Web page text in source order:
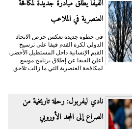
الفيفا يطلق مبادرة جديدة لمكافحة
العنصرية في الملاعب
في خطوة جديدة تعكس حرص الاتحاد
الدولي لكرة القدم فيفا على ترسيخ
القيم الإنسانية داخل المستطيل الأخضر،
أعلن الفيفا عن إطلاق برنامج موسع
لمكافحة العنصرية التي ما زالت تلاحق
نادي ليفربول: رحلة تاريخية من
الصراع إلى المجد الأوروبي